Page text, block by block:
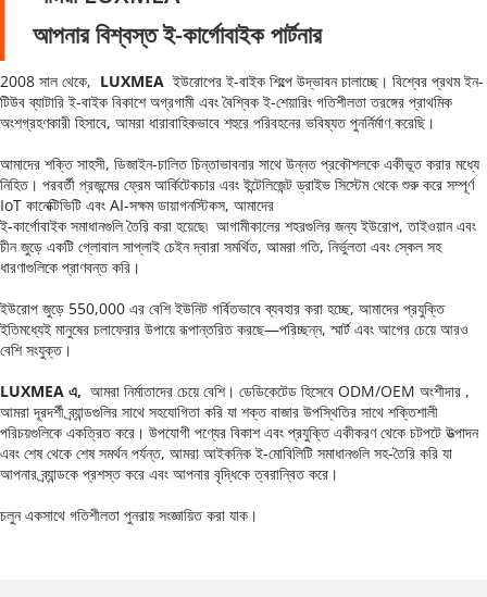
আপনার বিশ্বস্ত ই-কার্গোবাইক পার্টনার
2008 সাল থেকে, LUXMEA ইউরোপের ই-বাইক শিল্পে উদ্ভাবন চালাচ্ছে। বিশ্বের প্রথম ইন-
টিউব ব্যাটারি ই-বাইক বিকাশে অগ্রগামী এবং বৈশ্বিক ই-শেয়ারিং গতিশীলতা তরঙ্গের প্রাথমিক
অংশগ্রহণকারী হিসাবে, আমরা ধারাবাহিকভাবে শহুরে পরিবহনের ভবিষ্যত পুনর্নির্মাণ করেছি।
আমাদের শক্তি সাহসী, ডিজাইন-চালিত চিন্তাভাবনার সাথে উন্নত প্রকৌশলকে একীভূত করার মধ্যে
নিহিত। পরবর্তী প্রজন্মের ফ্রেম আর্কিটেকচার এবং ইন্টেলিজেন্ট ড্রাইভ সিস্টেম থেকে শুরু করে সম্পূর্ণ
IoT কানেক্টিভিটি এবং AI-সক্ষম ডায়াগনস্টিকস, আমাদের
ই-কার্গোবাইক সমাধানগুলি তৈরি করা হয়েছে৷ আগামীকালের শহরগুলির জন্য ইউরোপ, তাইওয়ান এবং
চীন জুড়ে একটি গ্লোবাল সাপ্লাই চেইন দ্বারা সমর্থিত, আমরা গতি, নির্ভুলতা এবং স্কেল সহ
ধারণাগুলিকে প্রাণবন্ত করি।
ইউরোপ জুড়ে 550,000 এর বেশি ইউনিট গর্বিতভাবে ব্যবহার করা হচ্ছে, আমাদের প্রযুক্তি
ইতিমধ্যেই মানুষের চলাফেরার উপায়ে রূপান্তরিত করছে—পরিচ্ছন্ন, স্মার্ট এবং আগের চেয়ে আরও
বেশি সংযুক্ত।
LUXMEA এ, আমরা নির্মাতাদের চেয়ে বেশি। ডেডিকেটেড হিসেবে ODM/OEM অংশীদার ,
আমরা দূরদর্শী ব্র্যান্ডগুলির সাথে সহযোগিতা করি যা শক্ত বাজার উপস্থিতির সাথে শক্তিশালী
পরিচয়গুলিকে একত্রিত করে। উপযোগী পণ্যের বিকাশ এবং প্রযুক্তি একীকরণ থেকে চটপটে উত্পাদন
এবং শেষ থেকে শেষ সমর্থন পর্যন্ত, আমরা আইকনিক ই-মোবিলিটি সমাধানগুলি সহ-তৈরি করি যা
আপনার ব্র্যান্ডকে প্রশস্ত করে এবং আপনার বৃদ্ধিকে ত্বরান্বিত করে।
চলুন একসাথে গতিশীলতা পুনরায় সংজ্ঞায়িত করা যাক।